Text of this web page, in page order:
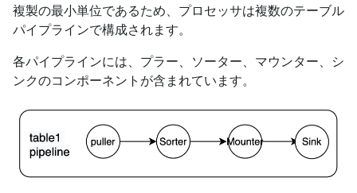
複製の最小単位であるため、プロセッサは複数のテーブル
パイプラインで構成されます。
各パイプラインには、プラー、ソーター、マウンター、シ
ンクのコンポーネントが含まれています。